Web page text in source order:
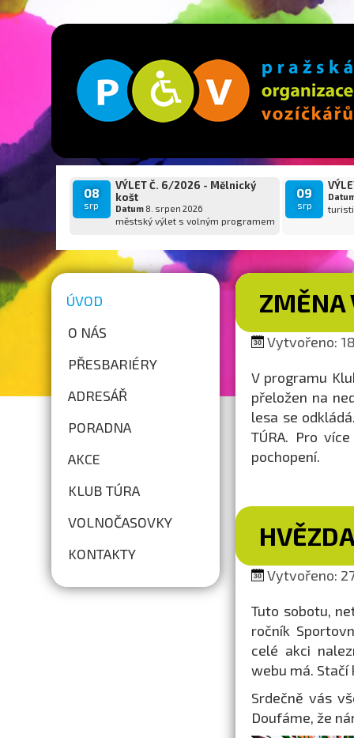
08
srp
VÝLET Č. 6/2026 - Mělnický
košt
Datum8. srpen 2026
městský výlet s volným programem
09
srp
ÚVOD
O NÁS
PŘESBARIÉRY
ADRESÁŘ
PORADNA
AKCE
KLUB TÚRA
VOLNOČASOVKY
KONTAKTY
ZMĚNA
Vytvořeno:
V programu
přeložen na
lesa se
TÚRA. Pro
pochopení.
Vytvořeno:
Tuto sobotu,
ročník
celé akci
webu má.
Srdečně vás
Doufáme, že